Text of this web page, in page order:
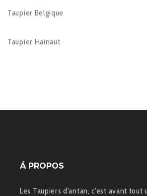
Taupier Belgique
Taupier Hainaut
Á PROPOS
Les Taupiers d'antan, c'est avant tout